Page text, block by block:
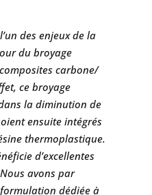
des enjeux de la
du broyage
carbone/
ce broyage
la diminution de
ensuite intégrés
thermoplastique.
d’excellentes
avons par
dédiée à